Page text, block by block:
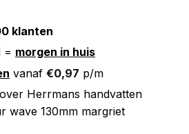
klanten
= morgen in huis
vanaf €0,97 p/m
over Herrmans handvatten
wave 130mm margriet